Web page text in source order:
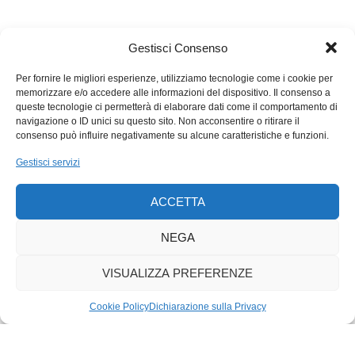
Gestisci Consenso
Per fornire le migliori esperienze, utilizziamo tecnologie come i cookie per
memorizzare e/o accedere alle informazioni del dispositivo. Il consenso a
queste tecnologie ci permetterà di elaborare dati come il comportamento di
navigazione o ID unici su questo sito. Non acconsentire o ritirare il
consenso può influire negativamente su alcune caratteristiche e funzioni.
Gestisci servizi
ACCETTA
NEGA
VISUALIZZA PREFERENZE
Cookie PolicyDichiarazione sulla Privacy
possibile che la dimensione consenta ai Cantoni più grandi di
poter contare su una struttura di produzione maggiormente
diversificata, in grado quindi di meglio assorbire le fluttuazioni
cicliche.
molto bene.